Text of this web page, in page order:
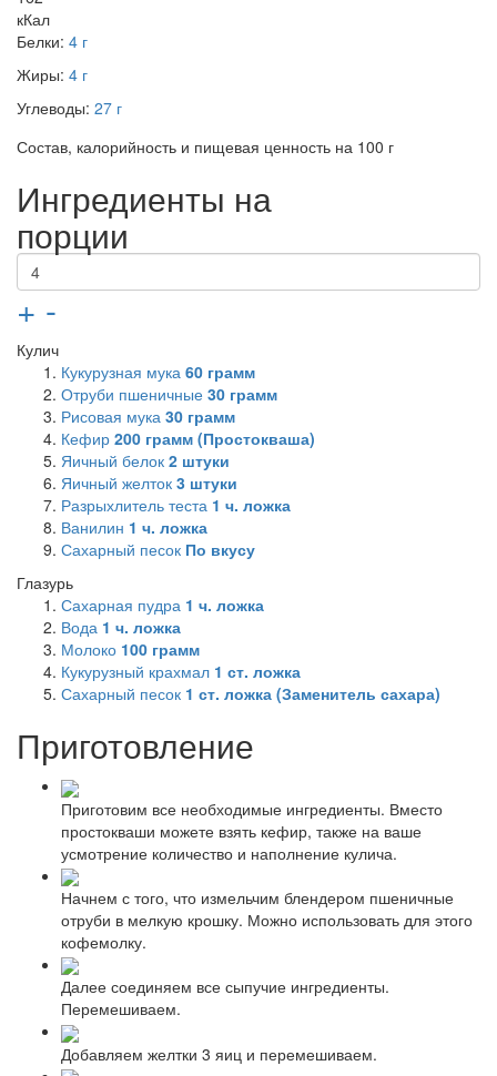
кКал
Белки: 4 г
Жиры: 4 г
Углеводы: 27 г
Состав, калорийность и пищевая ценность на 100 г
Ингредиенты на
порции
+ -
Кулич
Кукурузная мука 60 грамм
Отруби пшеничные 30 грамм
Рисовая мука 30 грамм
Кефир 200 грамм (Простокваша)
Яичный белок 2 штуки
Яичный желток 3 штуки
Разрыхлитель теста 1 ч. ложка
Ванилин 1 ч. ложка
Сахарный песок По вкусу
Глазурь
Сахарная пудра 1 ч. ложка
Вода 1 ч. ложка
Молоко 100 грамм
Кукурузный крахмал 1 ст. ложка
Сахарный песок 1 ст. ложка (Заменитель сахара)
Приготовление
Приготовим все необходимые ингредиенты. Вместо
простокваши можете взять кефир, также на ваше
усмотрение количество и наполнение кулича.
Начнем с того, что измельчим блендером пшеничные
отруби в мелкую крошку. Можно использовать для этого
кофемолку.
Далее соединяем все сыпучие ингредиенты.
Перемешиваем.
Добавляем желтки 3 яиц и перемешиваем.